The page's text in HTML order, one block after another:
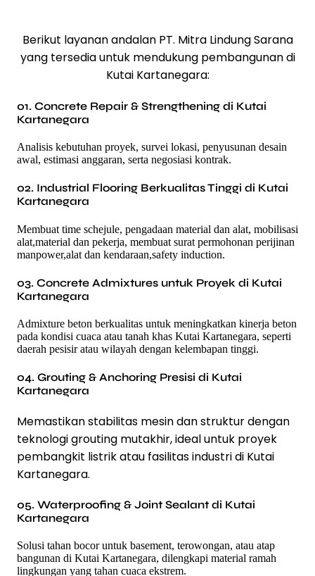
Berikut layanan andalan PT. Mitra Lindung Sarana
yang tersedia untuk mendukung pembangunan di
Kutai Kartanegara:
01. Concrete Repair & Strengthening di Kutai
Kartanegara
Analisis kebutuhan proyek, survei lokasi, penyusunan desain
awal, estimasi anggaran, serta negosiasi kontrak.
02. Industrial Flooring Berkualitas Tinggi di Kutai
Kartanegara
Membuat time schejule, pengadaan material dan alat, mobilisasi
alat,material dan pekerja, membuat surat permohonan perijinan
manpower,alat dan kendaraan,safety induction.
03. Concrete Admixtures untuk Proyek di Kutai
Kartanegara
Admixture beton berkualitas untuk meningkatkan kinerja beton
pada kondisi cuaca atau tanah khas Kutai Kartanegara, seperti
daerah pesisir atau wilayah dengan kelembapan tinggi.
04. Grouting & Anchoring Presisi di Kutai
Kartanegara
Memastikan stabilitas mesin dan struktur dengan
teknologi grouting mutakhir, ideal untuk proyek
pembangkit listrik atau fasilitas industri di Kutai
Kartanegara.
05. Waterproofing & Joint Sealant di Kutai
Kartanegara
Solusi tahan bocor untuk basement, terowongan, atau atap
bangunan di Kutai Kartanegara, dilengkapi material ramah
lingkungan yang tahan cuaca ekstrem.